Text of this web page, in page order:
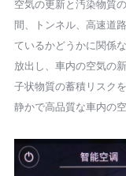
空気の更新と汚染物質
間、トンネル、高速道
ているかどうかに関係
放出し、車内の空気の
子状物質の蓄積リスク
静かで高品質な車内の